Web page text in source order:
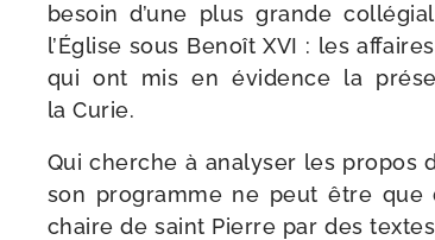
besoin d’une plus grande
l’Église sous Benoît XVI : les
qui ont mis en évi­dence la
la Curie.
Qui cherche à ana­ly­ser les pro­pos
son pro­gramme ne peut être que
chaire de saint Pierre par des